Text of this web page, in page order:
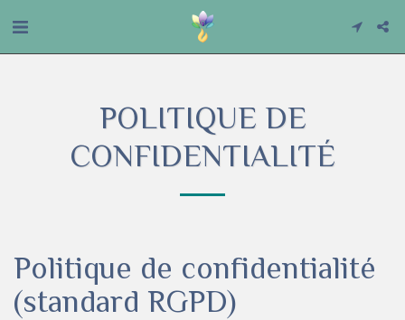
POLITIQUE DE
CONFIDENTIALITÉ
Politique de confidentialité
(standard RGPD)